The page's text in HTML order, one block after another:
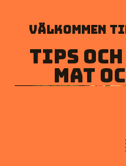
Välkommen
Tips
mat